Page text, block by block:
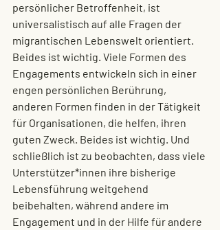
persönlicher Betroffenheit, ist
universalistisch auf alle Fragen der
migrantischen Lebenswelt orientiert.
Beides ist wichtig. Viele Formen des
Engagements entwickeln sich in einer
engen persönlichen Berührung,
anderen Formen finden in der Tätigkeit
für Organisationen, die helfen, ihren
guten Zweck. Beides ist wichtig. Und
schließlich ist zu beobachten, dass viele
Unterstützer*innen ihre bisherige
Lebensführung weitgehend
beibehalten, während andere im
Engagement und in der Hilfe für andere